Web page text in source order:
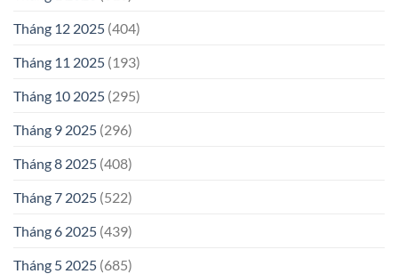
Tháng 12 2025 (404)
Tháng 11 2025 (193)
Tháng 10 2025 (295)
Tháng 9 2025 (296)
Tháng 8 2025 (408)
Tháng 7 2025 (522)
Tháng 6 2025 (439)
Tháng 5 2025 (685)